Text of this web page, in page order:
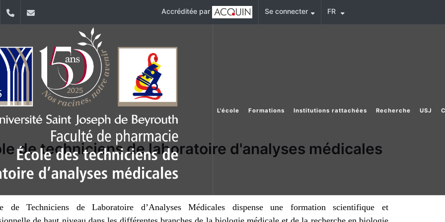
YouTube+961 (1) 421 258 Accréditée par Se connecter FR
L'école Formations Institutions rattachées Recherche USJ
de techniciens de laboratoire d'analyses médicales
de Techniciens de Laboratoire d’Analyses Médicales dispense une formation scientifique et